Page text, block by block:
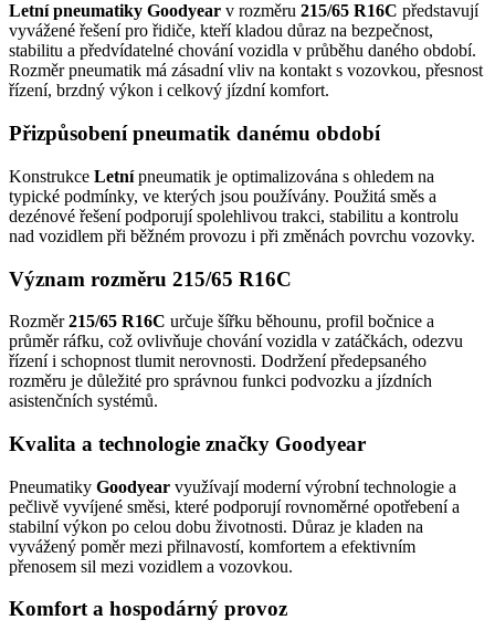
Letní pneumatiky Goodyear v rozměru 215/65 R16C představují
vyvážené řešení pro řidiče, kteří kladou důraz na bezpečnost,
stabilitu a předvídatelné chování vozidla v průběhu daného období.
Rozměr pneumatik má zásadní vliv na kontakt s vozovkou, přesnost
řízení, brzdný výkon i celkový jízdní komfort.
Přizpůsobení pneumatik danému období
Konstrukce Letnípneumatik je optimalizována s ohledem na
typické podmínky, ve kterých jsou používány. Použitá směs a
dezénové řešení podporují spolehlivou trakci, stabilitu a kontrolu
nad vozidlem při běžném provozu i při změnách povrchu vozovky.
Význam rozměru 215/65 R16C
Rozměr215/65 R16C určuje šířku běhounu, profil bočnice a
průměr ráfku, což ovlivňuje chování vozidla v zatáčkách, odezvu
řízení i schopnost tlumit nerovnosti. Dodržení předepsaného
rozměru je důležité pro správnou funkci podvozku a jízdních
asistenčních systémů.
Kvalita a technologie značky Goodyear
Pneumatiky Goodyear využívají moderní výrobní technologie a
pečlivě vyvíjené směsi, které podporují rovnoměrné opotřebení a
stabilní výkon po celou dobu životnosti. Důraz je kladen na
vyvážený poměr mezi přilnavostí, komfortem a efektivním
přenosem sil mezi vozidlem a vozovkou.
Komfort a hospodárný provoz